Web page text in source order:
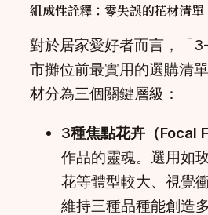
組成性詮釋：零失誤的花材清單
對於居家愛好者而言，「
市攤位前最實用的選購清
材分為三個關鍵層級：
3種焦點花卉（Focal
作品的靈魂。選用如
花等體型較大、視覺
維持三種品種能創造